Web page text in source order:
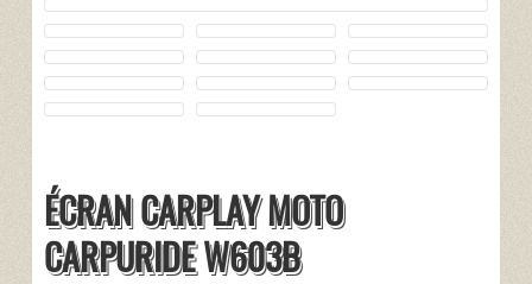
ÉCRAN CARPLAY MOTO
CARPURIDE W603B